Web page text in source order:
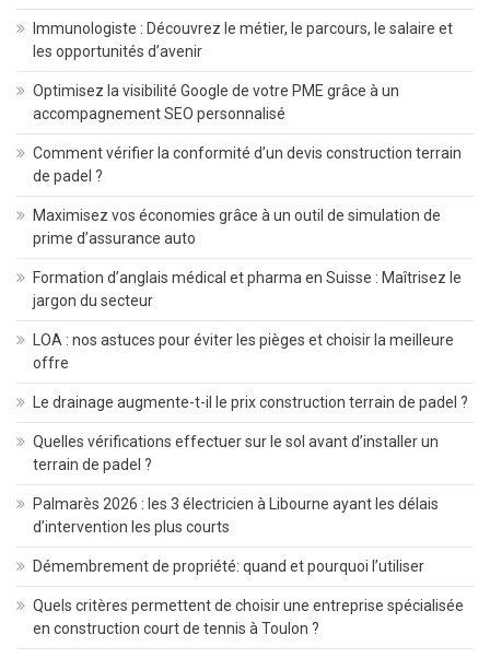
Immunologiste : Découvrez le métier, le parcours, le salaire et
les opportunités d’avenir
Optimisez la visibilité Google de votre PME grâce à un
accompagnement SEO personnalisé
Comment vérifier la conformité d’un devis construction terrain
de padel ?
Maximisez vos économies grâce à un outil de simulation de
prime d’assurance auto
Formation d’anglais médical et pharma en Suisse : Maîtrisez le
jargon du secteur
LOA : nos astuces pour éviter les pièges et choisir la meilleure
offre
Le drainage augmente-t-il le prix construction terrain de padel ?
Quelles vérifications effectuer sur le sol avant d’installer un
terrain de padel ?
Palmarès 2026 : les 3 électricien à Libourne ayant les délais
d’intervention les plus courts
Démembrement de propriété: quand et pourquoi l’utiliser
Quels critères permettent de choisir une entreprise spécialisée
en construction court de tennis à Toulon ?